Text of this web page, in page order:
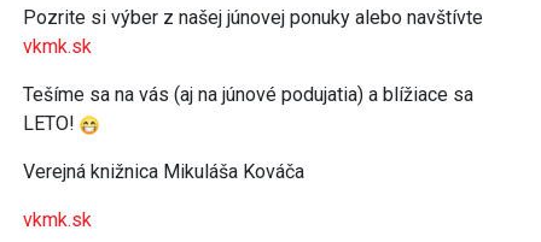
Pozrite si výber z našej júnovej ponuky alebo navštívte
vkmk.sk
Tešíme sa na vás (aj na júnové podujatia) a blížiace sa
LETO!
Verejná knižnica Mikuláša Kováča
vkmk.sk